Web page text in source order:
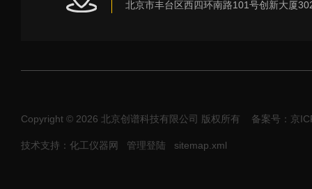
Copyright © 2026 北京创谱科技有限公司 版权所有 备案号：京
技术支持：化工仪器网 管理登陆 sitemap.xml